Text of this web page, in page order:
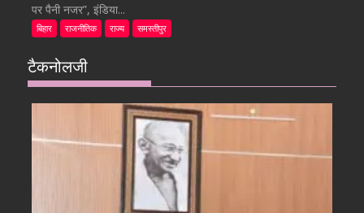
पर पैनी नजर”, इंडिया...
बिहार राजनीतिक राज्य समस्तीपुर
टैकनोलजी